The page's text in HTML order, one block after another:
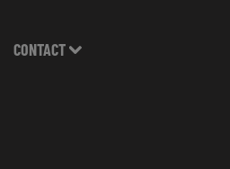
CONTACT